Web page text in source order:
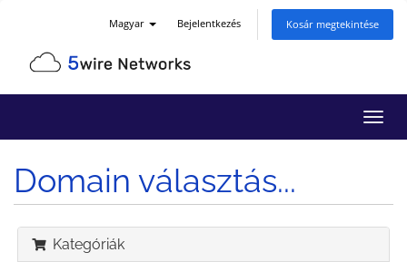
Magyar Bejelentkezés Kosár megtekintése
a
Domain választás...
Kategóriák